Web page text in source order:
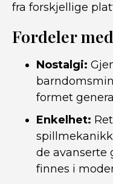
fra forskjellige
Fordeler
Nostalgi:
formet
Enkelhet:
de avanserte
finnes i